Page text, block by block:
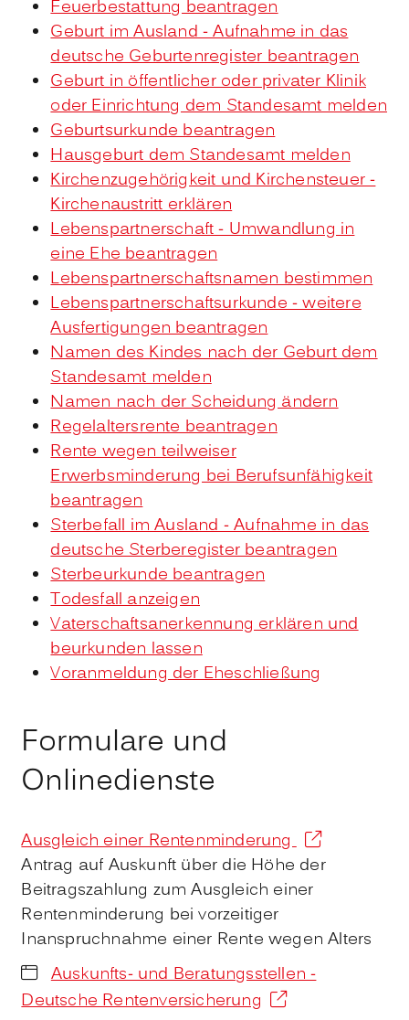
Feuerbestattung beantragen
Geburt im Ausland - Aufnahme in das
deutsche Geburtenregister beantragen
Geburt in öffentlicher oder privater Klinik
oder Einrichtung dem Standesamt melden
Geburtsurkunde beantragen
Hausgeburt dem Standesamt melden
Kirchenzugehörigkeit und Kirchensteuer -
Kirchenaustritt erklären
Lebenspartnerschaft - Umwandlung in
eine Ehe beantragen
Lebenspartnerschaftsnamen bestimmen
Lebenspartnerschaftsurkunde - weitere
Ausfertigungen beantragen
Namen des Kindes nach der Geburt dem
Standesamt melden
Namen nach der Scheidung ändern
Regelaltersrente beantragen
Rente wegen teilweiser
Erwerbsminderung bei Berufsunfähigkeit
beantragen
Sterbefall im Ausland - Aufnahme in das
deutsche Sterberegister beantragen
Sterbeurkunde beantragen
Todesfall anzeigen
Vaterschaftsanerkennung erklären und
beurkunden lassen
Voranmeldung der Eheschließung
Formulare und
Onlinedienste
Ausgleich einer Rentenminderung
Antrag auf Auskunft über die Höhe der
Beitragszahlung zum Ausgleich einer
Rentenminderung bei vorzeitiger
Inanspruchnahme einer Rente wegen Alters
Auskunfts- und Beratungsstellen -
Deutsche Rentenversicherung